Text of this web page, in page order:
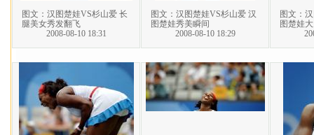
图文：汉图楚娃VS杉山爱 长
腿美女秀发翻飞
2008-08-10 18:31
图文：汉图楚娃VS杉山爱 汉
图楚娃秀美瞬间
2008-08-10 18:29
图文：
图楚娃